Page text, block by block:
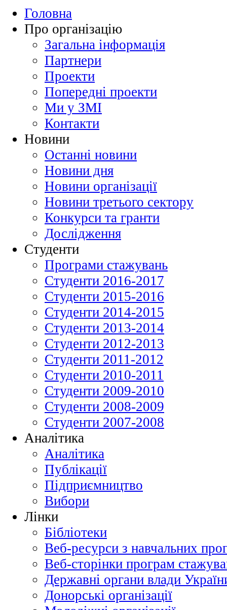
Головна
Про організацію
Загальна інформація
Партнери
Проекти
Попередні проекти
Ми у ЗМІ
Контакти
Новини
Останні новини
Новини дня
Новини організації
Новини третього сектору
Конкурси та гранти
Дослідження
Студенти
Програми стажувань
Студенти 2016-2017
Студенти 2015-2016
Студенти 2014-2015
Студенти 2013-2014
Студенти 2012-2013
Студенти 2011-2012
Студенти 2010-2011
Студенти 2009-2010
Студенти 2008-2009
Студенти 2007-2008
Аналітика
Аналітика
Публікації
Підприємництво
Вибори
Лінки
Бібліотеки
Веб-ресурси з навчальних
Веб-сторінки програм
Державні органи влади
Донорські організації